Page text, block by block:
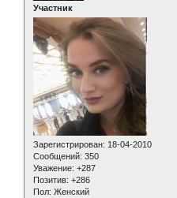
Участник
Зарегистрирован: 18-04-2010
Сообщений: 350
Уважение: +287
Позитив: +286
Пол: Женский